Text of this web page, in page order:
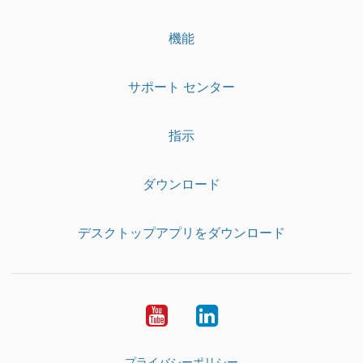
機能
サポート センター
指示
ダウンロード
デスクトップアプリをダウンロード
YouTubeLinkedIn